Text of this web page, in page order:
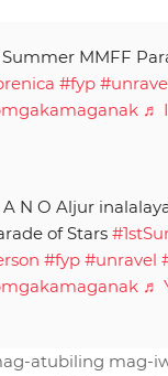
MMFF
#fyp
♬
N O Aljur
of Stars
#fyp #unravel
♬
atubiling mag-